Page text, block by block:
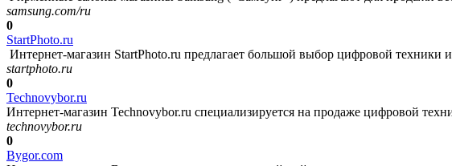
samsung.com/ru
0
StartPhoto.ru
Интернет-магазин StartPhoto.ru предлагает большой выбор цифровой техники
startphoto.ru
0
Technovybor.ru
Интернет-магазин Technovybor.ru специализируется на продаже цифровой
technovybor.ru
0
Bygor.com